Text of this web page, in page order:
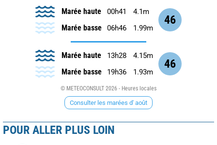
46
Marée haute 00h41 4.1m
Marée basse 06h46 1.99m
46
Marée haute 13h28 4.15m
Marée basse 19h36 1.93m
© METEOCONSULT 2026 - Heures locales
Consulter les marées d' août
POUR ALLER PLUS LOIN